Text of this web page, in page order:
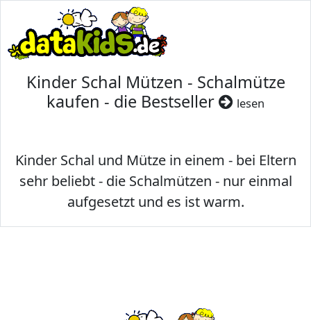
Kinder Schal Mützen - Schalmütze
kaufen - die Bestseller
lesen
Kinder Schal und Mütze in einem - bei Eltern
sehr beliebt - die Schalmützen - nur einmal
aufgesetzt und es ist warm.